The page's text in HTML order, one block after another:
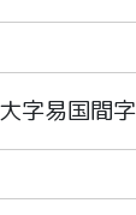
字易国間